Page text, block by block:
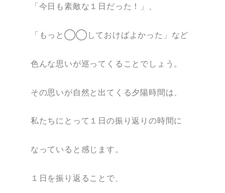
「今日も素敵な１日だった！」、
「もっと◯◯しておけばよかった」など
色んな思いが巡ってくることでしょう。
その思いが自然と出てくる夕陽時間は、
私たちにとって１日の振り返りの時間に
なっていると感じます。
１日を振り返ることで、